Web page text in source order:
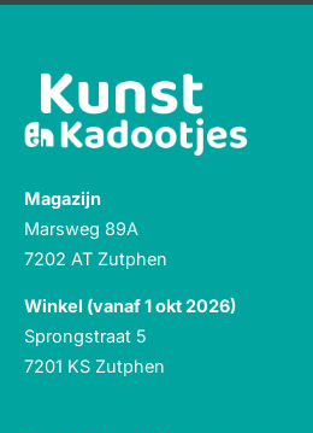
Magazijn
Marsweg 89A
7202 AT Zutphen
Winkel (vanaf 1 okt 2026)
Sprongstraat 5
7201 KS Zutphen